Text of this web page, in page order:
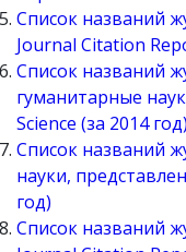
Список названий
Journal Citation
Список названий
гуманитарные
Science (за 2014 год)
Список названий
науки,
год)
Список названий